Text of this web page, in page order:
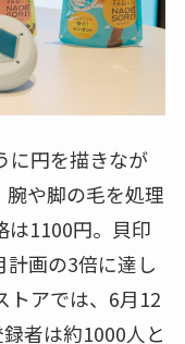
に円を描きなが
腕や脚の毛を処理
は1100円。貝印
計画の3倍に達し
トアでは、6月12
者は約1000人と